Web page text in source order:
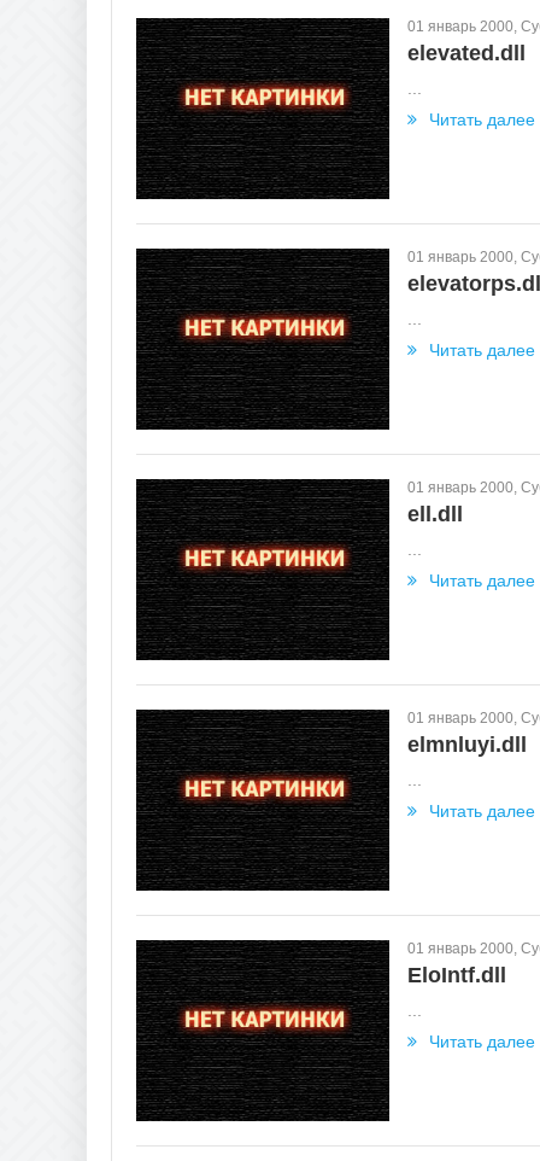
01 январь 2000,
elevated.dll
Читать далее
01 январь 2000,
elevatorps.dll
Читать далее
01 январь 2000,
ell.dll
Читать далее
01 январь 2000,
elmnluyi.dll
Читать далее
01 январь 2000,
EloIntf.dll
Читать далее